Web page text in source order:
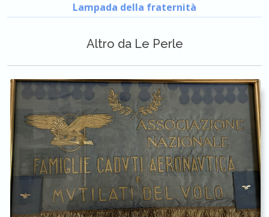
Lampada della fraternità
Altro da Le Perle